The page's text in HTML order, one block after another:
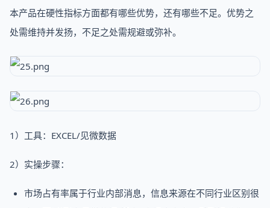
本产品在硬性指标方面都有哪些优势，还有哪些不足。优势之
处需维持并发扬，不足之处需规避或弥补。
1）工具：EXCEL/见微数据
2）实操步骤：
市场占有率属于行业内部消息，信息来源在不同行业区别很